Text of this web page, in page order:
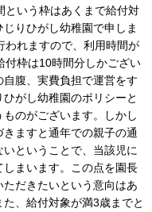
という枠はあくまで給付対
りひがし幼稚園で申しま
われますので、利用時間が
付枠は10時間分しかござい
腹、実費負担で運営をす
がし幼稚園のポリシーと
のがございます。しかし
ますと通年での親子の通
ということで、当該児に
まいます。この点を園長
だきたいという意向はあ
、給付対象が満3歳までと